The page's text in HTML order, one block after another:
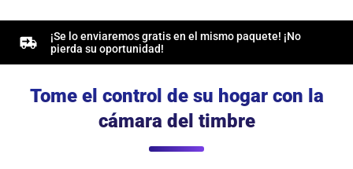
¡Se lo enviaremos gratis en el mismo paquete! ¡No
pierda su oportunidad!
Tome el control de su hogar con la
cámara del timbre